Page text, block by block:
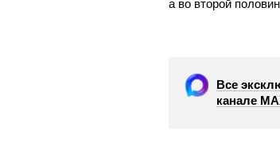
а во второй
Все
канале